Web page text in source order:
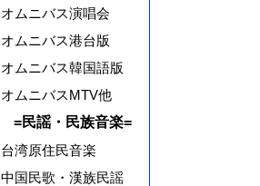
オムニバス演唱会
オムニバス港台版
オムニバス韓国語版
オムニバスMTV他
=民謡・民族音楽=
台湾原住民音楽
中国民歌・漢族民謡